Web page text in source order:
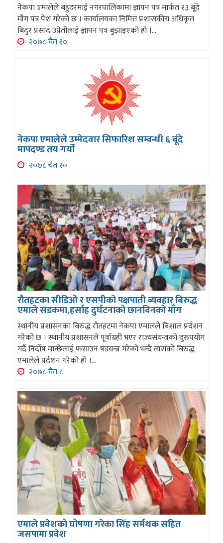
नेकपा एमालेले बहुदरमाई नगरपालिकामा ज्ञापन पत्र मार्फत १३ बूंदे
माँग पत्र पेश गरेको छ । कार्यालयका निमित्त प्रशासकीय अधिकृत
बिदुर प्रसाद उप्रेतीलाई ज्ञापन पत्र बुझाइएको हो ।...
२०७८ चैत १०
नेकपा एमालेले उम्मेदवार सिफारिश सम्बन्धी ६ बूंदे
मापदण्ड तय गर्यो
२०७८ चैत १०
रौतहटका सीडिओ र एसपीको पक्षपाती ब्यवहार बिरुद्ध
एमाले सडकमा,हर्साह दुर्घटनाको छानविनको माँग
स्थानीय प्रशासनका बिरुद्ध रौतहटमा नेकपा एमालले बिशाल प्रर्दशन
गरेको छ । स्थानीय प्रशासनले पूर्वाग्रही भएर राज्यसंयन्त्रको दुरुपयोग
गर्दै निर्दोष मान्छेलाई फसाउन षडयन्त्र गरेको भन्दै त्यसको बिरुद्ध
एमालेले प्रर्दशन गरेको हो ।...
२०७८ चैत ८
एमाले प्रवेशको घोषणा गरेका सिंह सर्मथक सहित
जसपामा प्रवेश